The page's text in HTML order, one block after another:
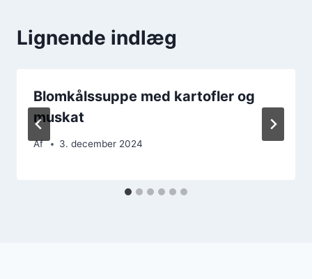
Lignende indlæg
Blomkålssuppe med kartofler og
muskat
Af 3. december 2024